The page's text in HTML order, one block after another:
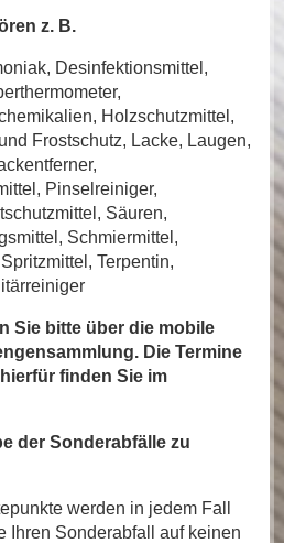
z. B.
Desinfektionsmittel,
Holzschutzmittel,
Frostschutz, Lacke, Laugen,
Pinselreiniger,
Säuren,
Schmiermittel,
Terpentin,
Sie bitte über die mobile
Die Termine
finden Sie im
der Sonderabfälle zu
werden in jedem Fall
Ihren Sonderabfall auf keinen